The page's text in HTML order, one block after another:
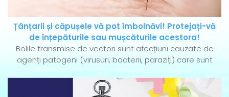
Țânțarii și căpușele vă pot îmbolnăvi! Protejați-vă
de înțepăturile sau mușcăturile acestora!
Bolile transmise de vectori sunt afecțiuni cauzate de
agenți patogeni (virusuri, bacterii, paraziți) care sunt